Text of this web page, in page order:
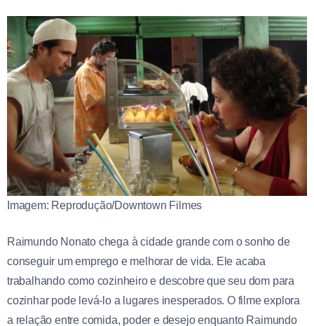
Imagem: Reprodução/Downtown Filmes
Raimundo Nonato chega à cidade grande com o sonho de
conseguir um emprego e melhorar de vida. Ele acaba
trabalhando como cozinheiro e descobre que seu dom para
cozinhar pode levá-lo a lugares inesperados. O filme explora
a relação entre comida, poder e desejo enquanto Raimundo